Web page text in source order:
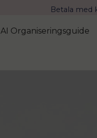
Fri frakt över
Leverans 2-4
AI Organiseringsguide